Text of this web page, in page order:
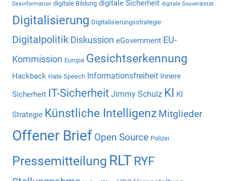
Desinformation digitale Bildung digitale Sicherheit digitale Souveränität
Digitalisierung Digitalisierungsstrategie
Digitalpolitik Diskussion eGovernment EU-
Kommission Europa Gesichtserkennung
Hackback Hate Speech Informationsfreiheit Innere
Sicherheit IT-Sicherheit Jimmy Schulz KI KI
Strategie Künstliche Intelligenz Mitglieder
Offener Brief Open Source Polizei
Pressemitteilung RLT RYF